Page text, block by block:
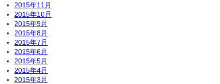
2015年11月
2015年10月
2015年9月
2015年8月
2015年7月
2015年6月
2015年5月
2015年4月
2015年3月